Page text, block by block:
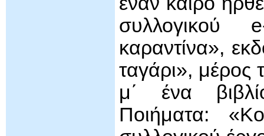
συλλογικού
καραντίνα»,
ταγάρι», μέρος
μ΄ ένα
Ποιήματα: